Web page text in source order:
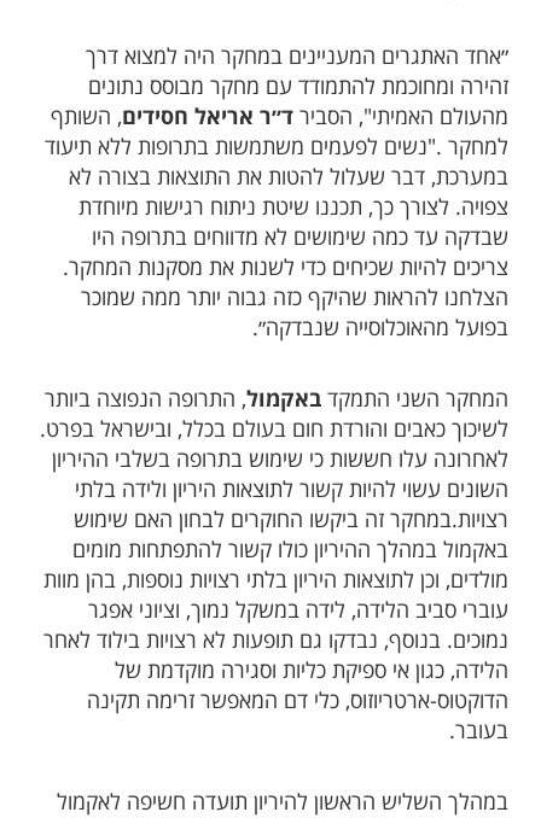
״אחד האתגרים המעניינים במחקר היה למצוא דרך
זהירה ומחוכמת להתמודד עם מחקר מבוסס נתונים
מהעולם האמיתי", הסביר ד״ר אריאל חסידים, השותף
למחקר ."נשים לפעמים משתמשות בתרופות ללא תיעוד
במערכת, דבר שעלול להטות את התוצאות בצורה לא
צפויה. לצורך כך, תכננו שיטת ניתוח רגישות מיוחדת
שבדקה עד כמה שימושים לא מדווחים בתרופה היו
צריכים להיות שכיחים כדי לשנות את מסקנות המחקר.
הצלחנו להראות שהיקף כזה גבוה יותר ממה שמוכר
בפועל מהאוכלוסייה שנבדקה״.
המחקר השני התמקדבאקמול, התרופה הנפוצה ביותר
לשיכוך כאבים והורדת חום בעולם בכלל, ובישראל בפרט.
לאחרונה עלו חששות כי שימוש בתרופה בשלבי ההיריון
השונים עשוי להיות קשור לתוצאות היריון ולידה בלתי
רצויות.במחקר זה ביקשו החוקרים לבחון האם שימוש
באקמול במהלך ההיריון כולו קשור להתפתחות מומים
מולדים, וכן לתוצאות היריון בלתי רצויות נוספות, בהן מוות
עוברי סביב הלידה, לידה במשקל נמוך, וציוני אפגר
נמוכים. בנוסף, נבדקו גם תופעות לא רצויות בילוד לאחר
הלידה, כגון אי ספיקת כליות וסגירה מוקדמת של
הדוקטוס-ארטריוזוס, כלי דם המאפשר זרימה תקינה
בעובר.
במהלך השליש הראשון להיריון תועדה חשיפה לאקמול